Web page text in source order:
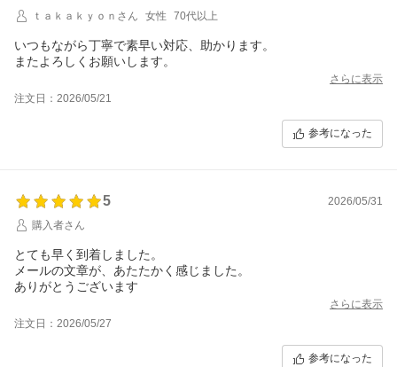
ｔａｋａｋｙｏｎさん
女性 70代以上
いつもながら丁寧で素早い対応、助かります。
またよろしくお願いします。
さらに表示
注文日：2026/05/21
参考になった
5
2026/05/31
購入者さん
とても早く到着しました。
メールの文章が、あたたかく感じました。
ありがとうございます
さらに表示
注文日：2026/05/27
参考になった